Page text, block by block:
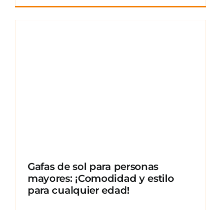
Gafas de sol para personas
mayores: ¡Comodidad y estilo
para cualquier edad!